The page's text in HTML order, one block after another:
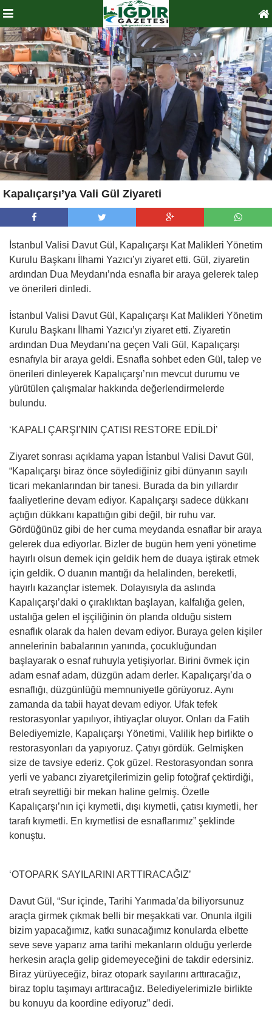
Kapalıçarşı’ya Vali Gül Ziyareti
İstanbul Valisi Davut Gül, Kapalıçarşı Kat Malikleri Yönetim
Kurulu Başkanı İlhami Yazıcı’yı ziyaret etti. Gül, ziyaretin
ardından Dua Meydanı’nda esnafla bir araya gelerek talep
ve önerileri dinledi.
İstanbul Valisi Davut Gül, Kapalıçarşı Kat Malikleri Yönetim
Kurulu Başkanı İlhami Yazıcı’yı ziyaret etti. Ziyaretin
ardından Dua Meydanı’na geçen Vali Gül, Kapalıçarşı
esnafıyla bir araya geldi. Esnafla sohbet eden Gül, talep ve
önerileri dinleyerek Kapalıçarşı’nın mevcut durumu ve
yürütülen çalışmalar hakkında değerlendirmelerde
bulundu.
‘KAPALI ÇARŞI’NIN ÇATISI RESTORE EDİLDİ’
Ziyaret sonrası açıklama yapan İstanbul Valisi Davut Gül,
“Kapalıçarşı biraz önce söylediğiniz gibi dünyanın sayılı
ticari mekanlarından bir tanesi. Burada da bin yıllardır
faaliyetlerine devam ediyor. Kapalıçarşı sadece dükkanı
açtığın dükkanı kapattığın gibi değil, bir ruhu var.
Gördüğünüz gibi de her cuma meydanda esnaflar bir araya
gelerek dua ediyorlar. Bizler de bugün hem yeni yönetime
hayırlı olsun demek için geldik hem de duaya iştirak etmek
için geldik. O duanın mantığı da helalinden, bereketli,
hayırlı kazançlar istemek. Dolayısıyla da aslında
Kapalıçarşı’daki o çıraklıktan başlayan, kalfalığa gelen,
ustalığa gelen el işçiliğinin ön planda olduğu sistem
esnaflık olarak da halen devam ediyor. Buraya gelen kişiler
annelerinin babalarının yanında, çocukluğundan
başlayarak o esnaf ruhuyla yetişiyorlar. Birini övmek için
adam esnaf adam, düzgün adam derler. Kapalıçarşı’da o
esnaflığı, düzgünlüğü memnuniyetle görüyoruz. Aynı
zamanda da tabii hayat devam ediyor. Ufak tefek
restorasyonlar yapılıyor, ihtiyaçlar oluyor. Onları da Fatih
Belediyemizle, Kapalıçarşı Yönetimi, Valilik hep birlikte o
restorasyonları da yapıyoruz. Çatıyı gördük. Gelmişken
size de tavsiye ederiz. Çok güzel. Restorasyondan sonra
yerli ve yabancı ziyaretçilerimizin gelip fotoğraf çektirdiği,
etrafı seyrettiği bir mekan haline gelmiş. Özetle
Kapalıçarşı’nın içi kıymetli, dışı kıymetli, çatısı kıymetli, her
tarafı kıymetli. En kıymetlisi de esnaflarımız” şeklinde
konuştu.
‘OTOPARK SAYILARINI ARTTIRACAĞIZ’
Davut Gül, “Sur içinde, Tarihi Yarımada’da biliyorsunuz
araçla girmek çıkmak belli bir meşakkati var. Onunla ilgili
bizim yapacağımız, katkı sunacağımız konularda elbette
seve seve yaparız ama tarihi mekanların olduğu yerlerde
herkesin araçla gelip gidemeyeceğini de takdir edersiniz.
Biraz yürüyeceğiz, biraz otopark sayılarını arttıracağız,
biraz toplu taşımayı arttıracağız. Belediyelerimizle birlikte
bu konuyu da koordine ediyoruz” dedi.